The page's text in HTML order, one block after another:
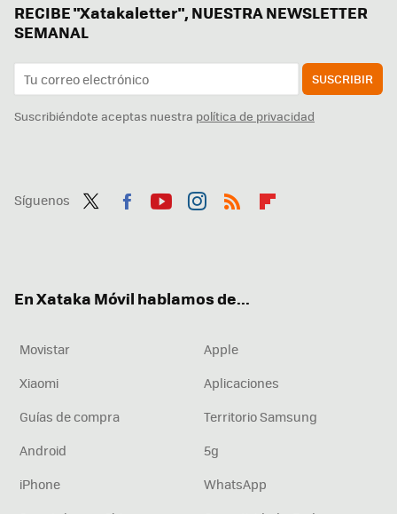
RECIBE "Xatakaletter", NUESTRA NEWSLETTER
SEMANAL
SUSCRIBIR
Suscribiéndote aceptas nuestra política de privacidad
Síguenos
En Xataka Móvil hablamos de...
Movistar
Apple
Xiaomi
Aplicaciones
Guías de compra
Territorio Samsung
Android
5g
iPhone
WhatsApp